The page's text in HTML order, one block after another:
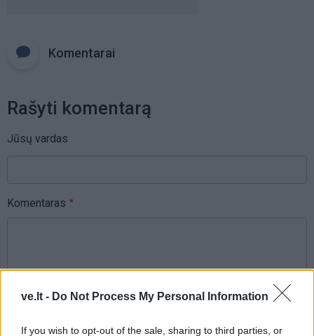
ve.lt - Do Not Process My Personal Information
If you wish to opt-out of the sale, sharing to third parties, or
Komentarai
Rašyti komentarą
Jūsų vardas
Komentaras